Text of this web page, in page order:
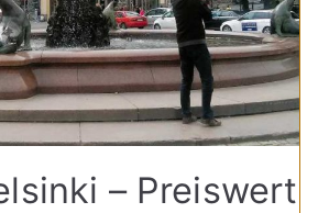
– Preiswert